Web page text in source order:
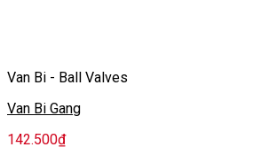
Van Bi - Ball Valves
Van Bi Gang
142.500₫